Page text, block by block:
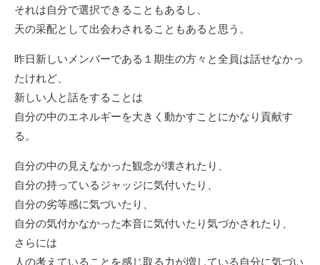
それは自分で選択できることもあるし、
天の采配として出会わされることもあると思う。
昨日新しいメンバーである１期生の方々と全員は話せなかっ
たけれど、
新しい人と話をすることは
自分の中のエネルギーを大きく動かすことにかなり貢献す
る。
自分の中の見えなかった観念が壊されたり、
自分の持っているジャッジに気付いたり、
自分の劣等感に気づいたり、
自分の気付かなかった本音に気付いたり気づかされたり、
さらには
人の考えていることを感じ取る力が増している自分に気づい